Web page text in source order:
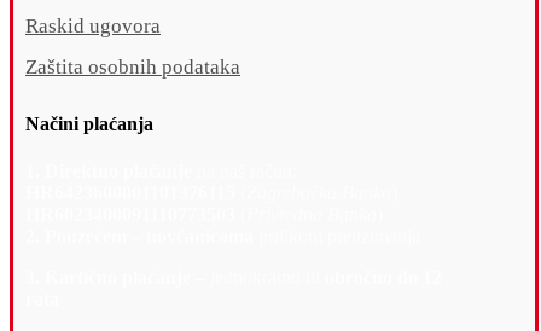
Raskid ugovora
Zaštita osobnih podataka
Načini plaćanja